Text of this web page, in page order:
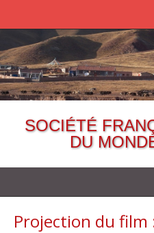
SOCIÉTÉ
DU
Projection du film